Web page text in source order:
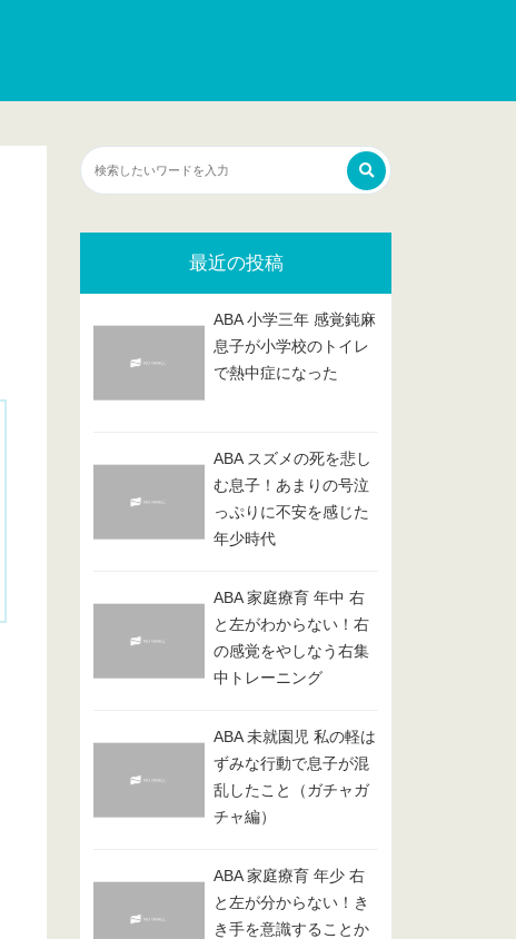
最近の投稿
ABA 小学三年 感覚鈍麻
息子が小学校のトイレ
で熱中症になった
ABA スズメの死を悲し
む息子！あまりの号泣
っぷりに不安を感じた
年少時代
ABA 家庭療育 年中 右
と左がわからない！右
の感覚をやしなう右集
中トレーニング
ABA 未就園児 私の軽は
ずみな行動で息子が混
乱したこと（ガチャガ
チャ編）
ABA 家庭療育 年少 右
と左が分からない！き
き手を意識することか